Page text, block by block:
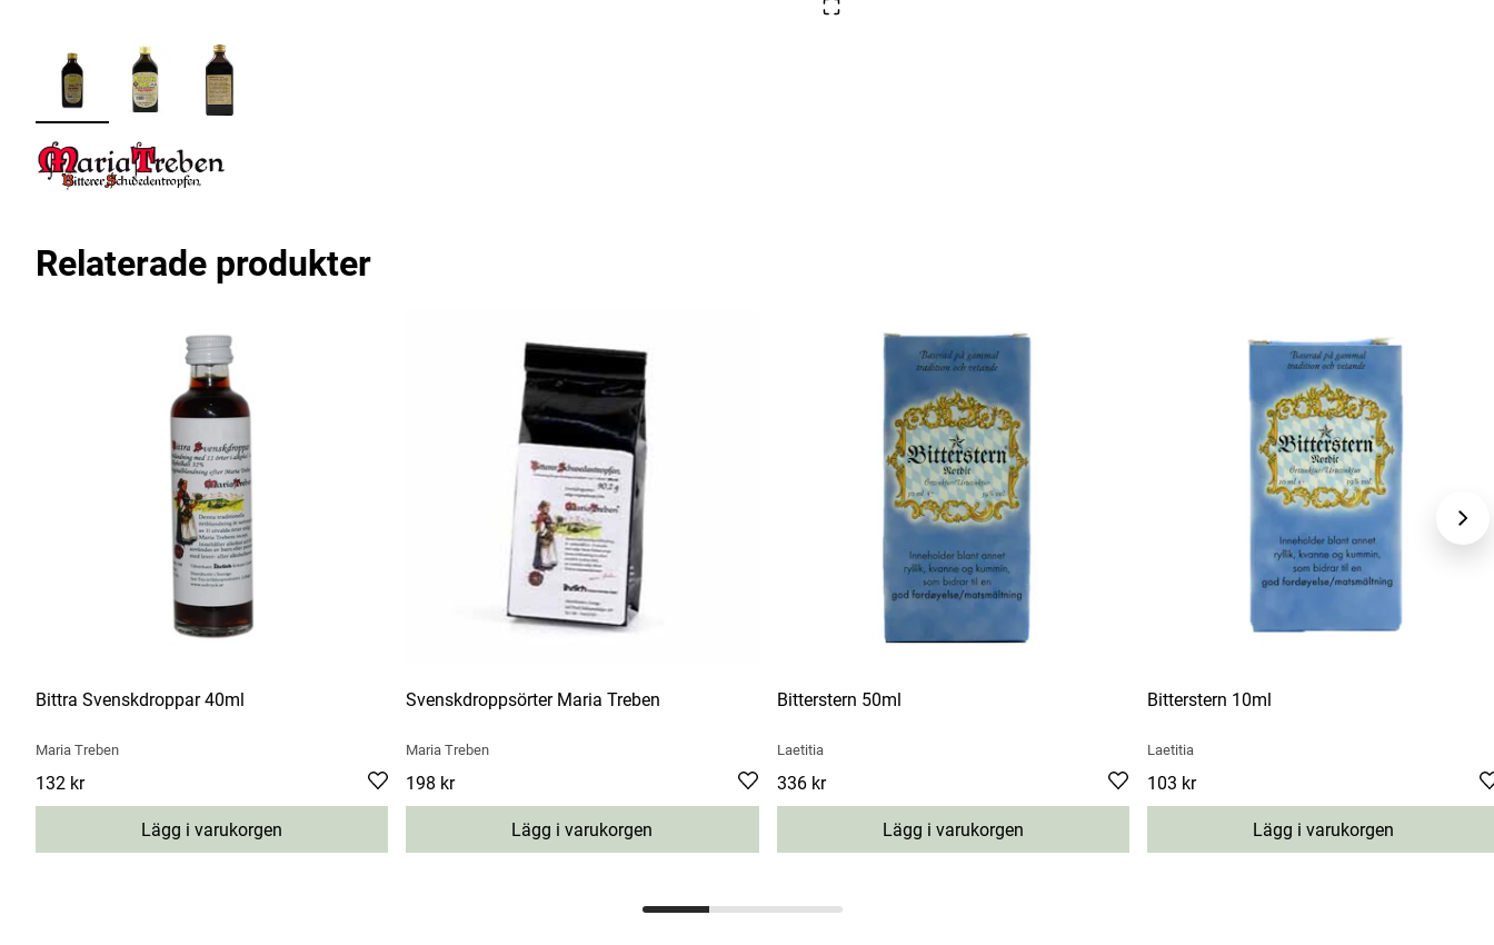
Relaterade produkter
Bittra Svenskdroppar 40ml
Maria Treben
Pris :132 kr
132 kr
Lägg i varukorgen
Svenskdroppsörter Maria Treben
Maria Treben
Pris :198 kr
198 kr
Lägg i varukorgen
Bitterstern 50ml
Laetitia
Pris:336 kr
336 kr
Lägg i varukorgen
Bitterstern 10ml
Laetitia
Pris :103 kr
103 kr
Lägg i varukorgen